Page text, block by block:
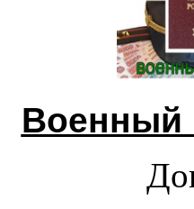
Военный